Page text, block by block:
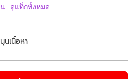
ดูแท็กทั้งหมด
นเนื้อหา